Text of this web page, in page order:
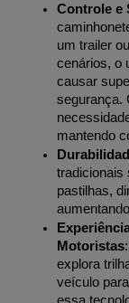
Controle e
um trailer
cenários, o
causar
segurança.
mantendo
tradicionais
pastilhas,
Motoristas
explora
veículo